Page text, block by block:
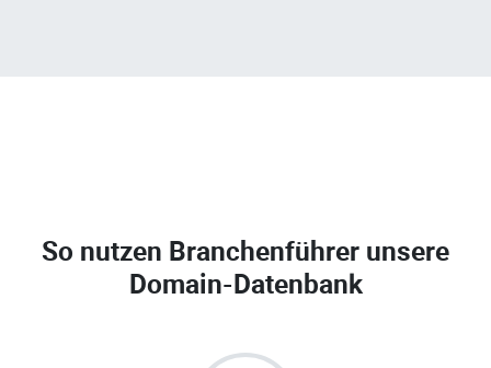
So nutzen Branchenführer unsere
Domain-Datenbank